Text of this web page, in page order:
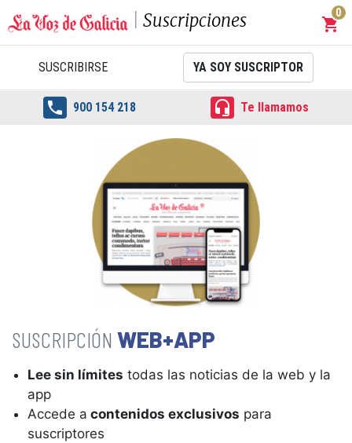
Suscripciones shopping_cart
0
SUSCRIBIRSE YA SOY SUSCRIPTOR
 900 154 218  Te llamamos
WEB+APP
Lee sin límites todas las noticias de la web y la
app
Accede a contenidos exclusivos para
suscriptores